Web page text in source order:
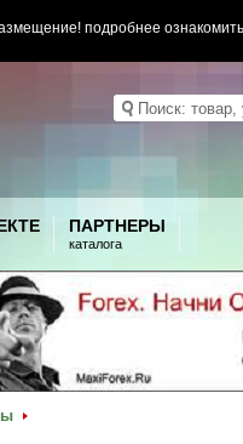
подробнее
ПАРТНЕРЫ
каталога